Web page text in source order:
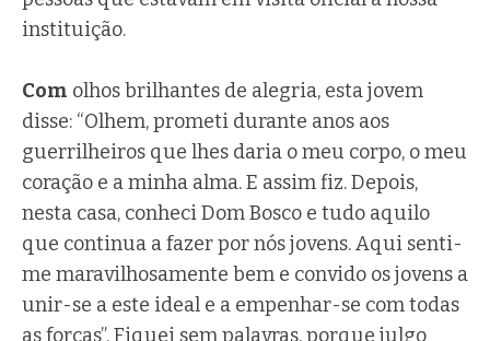
instituição.
Com olhos brilhantes de alegria, esta jovem
disse: “Olhem, prometi durante anos aos
guerrilheiros que lhes daria o meu corpo, o meu
coração e a minha alma. E assim fiz. Depois,
nesta casa, conheci Dom Bosco e tudo aquilo
que continua a fazer por nós jovens. Aqui senti-
me maravilhosamente bem e convido os jovens a
unir-se a este ideal e a empenhar-se com todas
as forças”. Fiquei sem palavras, porque julgo